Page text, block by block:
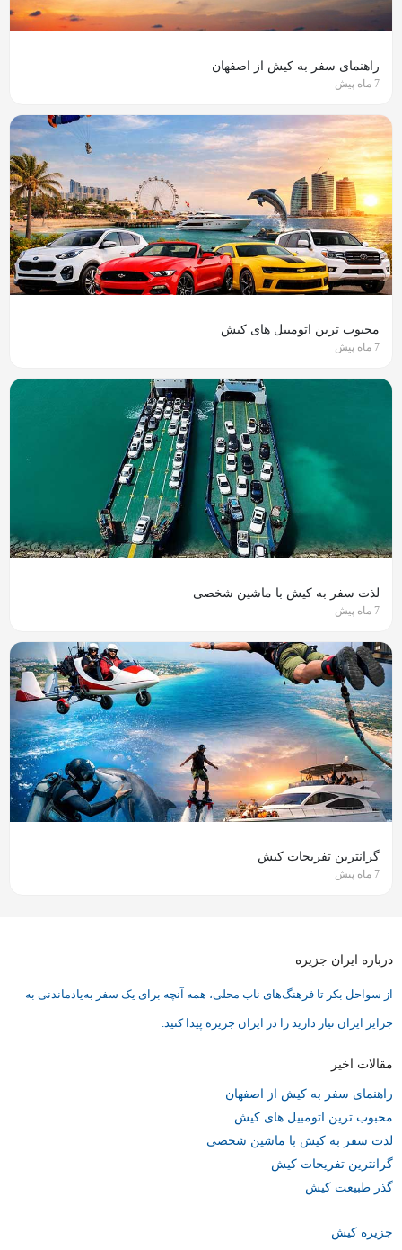
راهنمای سفر به کیش از اصفهان
7 ماه پیش
محبوب ترین اتومبیل های کیش
7 ماه پیش
لذت سفر به کیش با ماشین شخصی
7 ماه پیش
گرانترین تفریحات کیش
7 ماه پیش
درباره ایران جزیره
از سواحل بکر تا فرهنگ‌های ناب محلی، همه آنچه برای یک سفر به‌یادماندنی به
جزایر ایران نیاز دارید را در ایران جزیره پیدا کنید.
مقالات اخیر
راهنمای سفر به کیش از اصفهان
محبوب ترین اتومبیل های کیش
لذت سفر به کیش با ماشین شخصی
گرانترین تفریحات کیش
گذر طبیعت کیش
جزیره کیش